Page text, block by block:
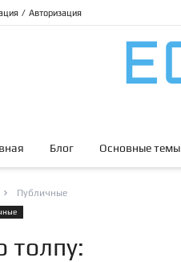
/ Авторизация
Блог Основные темы
Публичные
толпу: